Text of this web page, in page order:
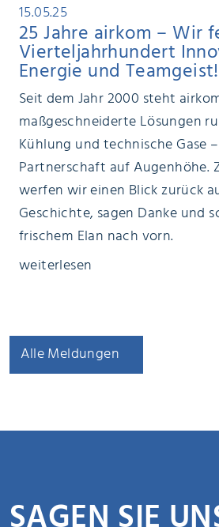
15.05.25
25 Jahre airkom – Wir
Vierteljahrhundert
Energie und Teamgeist!
Seit dem Jahr 2000 steht
maßgeschneiderte Lösungen
Kühlung und technische Gase
Partnerschaft auf Augenhöhe.
werfen wir einen Blick zurück
Geschichte, sagen Danke und
frischem Elan nach vorn.
weiterlesen
Alle Meldungen